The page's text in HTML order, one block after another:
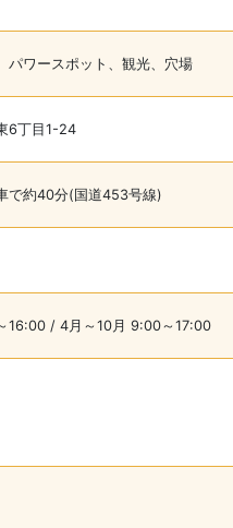
パワースポット、観光、穴場
6丁目1-24
で約40分(国道453号線)
16:00 / 4月～10月 9:00～17:00